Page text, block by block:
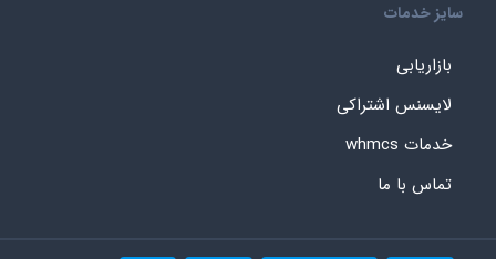
سایز خدمات
بازاریابی
لایسنس اشتراکی
خدمات whmcs
تماس با ما